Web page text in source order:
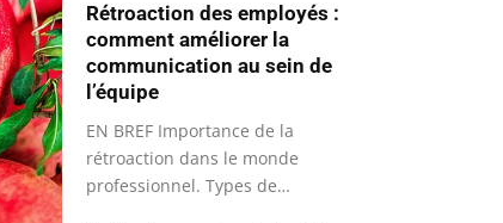
Rétroaction des employés :
comment améliorer la
communication au sein de
l’équipe
EN BREF Importance de la
rétroaction dans le monde
professionnel. Types de